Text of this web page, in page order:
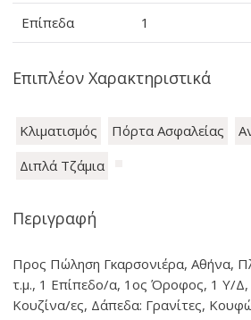
Επίπεδα 1
Επιπλέον Χαρακτηριστικά
Κλιματισμός Πόρτα Ασφαλείας
Διπλά Τζάμια
Περιγραφή
Προς Πώληση Γκαρσονιέρα, Αθήνα,
τ.μ., 1 Επίπεδο/α, 1ος Όροφος, 1 Υ/
Κουζίνα/ες, Δάπεδα: Γρανίτες,